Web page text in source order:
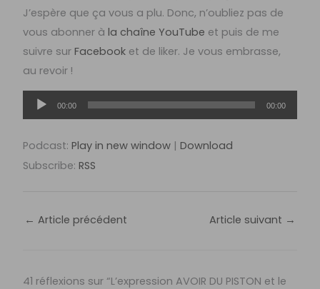
J’espère que ça vous a plu. Donc, n’oubliez pas de
vous abonner àla chaîne YouTube et puis de me
suivre surFacebook et de liker. Je vous embrasse,
au revoir !
Lecteur
audio
00:00 00:00
Podcast:Play in new window |Download
Subscribe:RSS
← Article précédent Article suivant →
41 réflexions sur “L’expression AVOIR DU PISTON et le